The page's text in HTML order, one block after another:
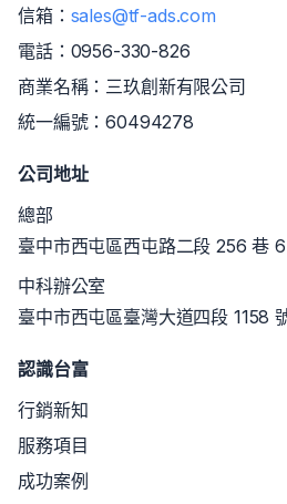
信箱： sales@tf-ads.com
電話： 0956-330-826
商業名稱：三玖創新有限公
統一編號：60494278
公司地址
總部
臺中市西屯區西屯路二段 256
中科辦公室
臺中市西屯區臺灣大道四段 1158
認識台富
行銷新知
服務項目
成功案例